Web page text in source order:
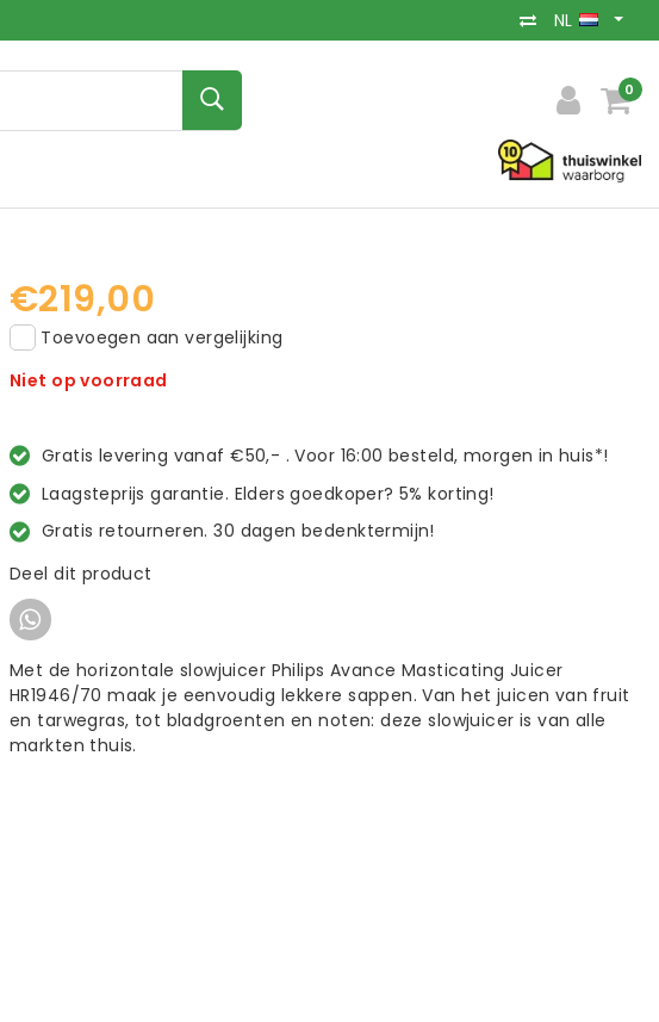
NL
0
€219,00
Toevoegen aan vergelijking
Niet op voorraad
Gratis levering vanaf €50,- . Voor 16:00 besteld, morgen in huis*!
Laagsteprijs garantie. Elders goedkoper? 5% korting!
Gratis retourneren. 30 dagen bedenktermijn!
Deel dit product
Met de horizontale slowjuicer Philips Avance Masticating Juicer
HR1946/70 maak je eenvoudig lekkere sappen. Van het juicen van fruit
en tarwegras, tot bladgroenten en noten: deze slowjuicer is van alle
markten thuis.